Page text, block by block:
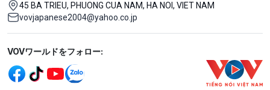
45 BA TRIEU, PHUONG CUA NAM, HA NOI, VIET NAM
vovjapanese2004@yahoo.co.jp
Mạng xã hội
VOVワールドをフォロー: